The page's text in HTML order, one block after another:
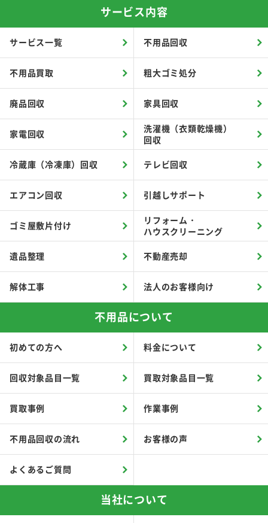
サービス内容
サービス一覧 不用品回収
不用品買取 粗大ゴミ処分
廃品回収 家具回収
家電回収
洗濯機（衣類乾燥機）
回収
冷蔵庫（冷凍庫）回収 テレビ回収
エアコン回収 引越しサポート
ゴミ屋敷片付け
リフォーム・
ハウスクリーニング
遺品整理 不動産売却
解体工事 法人のお客様向け
不用品について
初めての方へ 料金について
回収対象品目一覧 買取対象品目一覧
買取事例 作業事例
不用品回収の流れ お客様の声
よくあるご質問
当社について